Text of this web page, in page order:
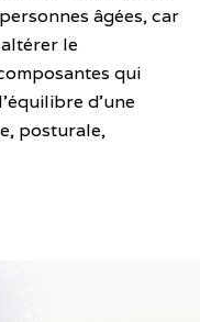
âgées, car
le
qui
d’une
posturale,